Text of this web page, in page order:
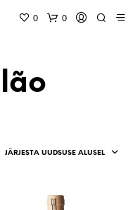
0 0
JÄRJESTA UUDSUSE ALUSEL